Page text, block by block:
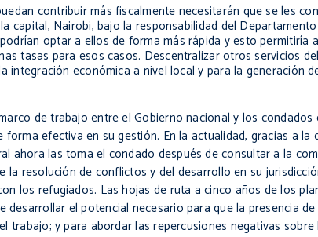
contribuir más fiscalmente necesitarán que se les
capital, Nairobi, bajo la responsabilidad del
optar a ellos de forma más rápida y esto permitiría
tasas para esos casos. Descentralizar otros servicios
integración económica a nivel local y para la generación
de trabajo entre el Gobierno nacional y los
forma efectiva en su gestión. En la actualidad, gracias a la
ahora las toma el condado después de consultar a la
la resolución de conflictos y del desarrollo en su
los refugiados. Las hojas de ruta a cinco años de los
desarrollar el potencial necesario para que la presencia
trabajo; y para abordar las repercusiones negativas